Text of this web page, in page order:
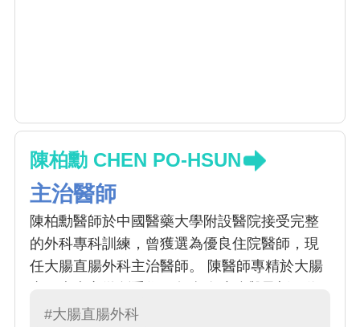
陳柏勳 CHEN PO-HSUN
主治醫師
陳柏勳醫師於中國醫藥大學附設醫院接受完整
的外科專科訓練，曾獲選為優良住院醫師，現
任大腸直腸外科主治醫師。 陳醫師專精於大腸
達文西機械手臂手術；對於微創痔瘡手術亦有
#大腸直腸外科